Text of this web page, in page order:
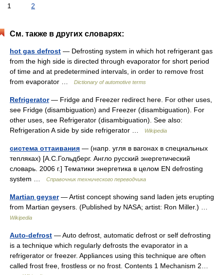
1 2
См. также в других словарях:
hot gas defrost — Defrosting system in which hot refrigerant gas
from the high side is directed through evaporator for short period
of time and at predetermined intervals, in order to remove frost
from evaporator …
Dictionary of automotive terms
Refrigerator— Fridge and Freezer redirect here. For other uses,
see Fridge (disambiguation) and Freezer (disambiguation). For
other uses, see Refrigerator (disambiguation). See also:
Refrigeration A side by side refrigerator …
Wikipedia
система оттаивания — (напр. угля в вагонах в специальных
тепляках) [А.С.Гольдберг. Англо русский энергетический
словарь. 2006 г.] Тематики энергетика в целом EN defrosting
system …
Справочник технического переводчика
Martian geyser— Artist concept showing sand laden jets erupting
from Martian geysers. (Published by NASA; artist: Ron Miller.) …
Wikipedia
Auto-defrost — Auto defrost, automatic defrost or self defrosting
is a technique which regularly defrosts the evaporator in a
refrigerator or freezer. Appliances using this technique are often
called frost free, frostless or no frost. Contents 1 Mechanism 2…